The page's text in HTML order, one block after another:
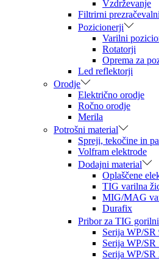
Vzdrževanje
Filtrirni
Pozicionerji
Varilni
Rotatorji
Oprema za
Led reflektorji
Orodje
Električno orodje
Ročno orodje
Merila
Potrošni material
Spreji, tekočine in
Volfram elektrode
Dodajni material
Oplaščene
TIG varilna
MIG/MAG
Durafix
Pribor za TIG
Serija WP/SR
Serija WP/SR
Serija WP/SR